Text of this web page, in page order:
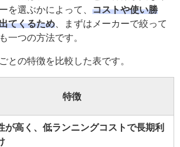
を選ぶかによって、 コストや使い勝
てくるため 、まずはメーカーで絞って
一つの方法です。
との特徴を比較した表です。
特徴
が高く、低ランニングコストで長期利